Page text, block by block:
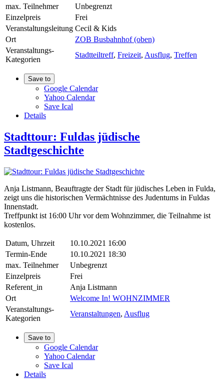
max. Teilnehmer
Unbegrenzt
Einzelpreis
Frei
Veranstaltungsleitung Cecil & Kids
Ort
ZOB Busbahnhof (oben)
Veranstaltungs-
Kategorien
Stadtteiltreff, Freizeit, Ausflug, Treffen
Save to
Google Calendar
Yahoo Calendar
Save Ical
Details
Stadttour: Fuldas jüdische
Stadtgeschichte
Anja Listmann, Beauftragte der Stadt für jüdisches Leben in Fulda,
zeigt uns die historischen Vermächtnisse des Judentums in Fuldas
Innenstadt.
Treffpunkt ist 16:00 Uhr vor dem Wohnzimmer, die Teilnahme ist
kostenlos.
Datum, Uhrzeit
10.10.2021 16:00
Termin-Ende
10.10.2021 18:30
max. Teilnehmer
Unbegrenzt
Einzelpreis
Frei
Referent_in
Anja Listmann
Ort
Welcome In! WOHNZIMMER
Veranstaltungs-
Kategorien
Veranstaltungen, Ausflug
Save to
Google Calendar
Yahoo Calendar
Save Ical
Details